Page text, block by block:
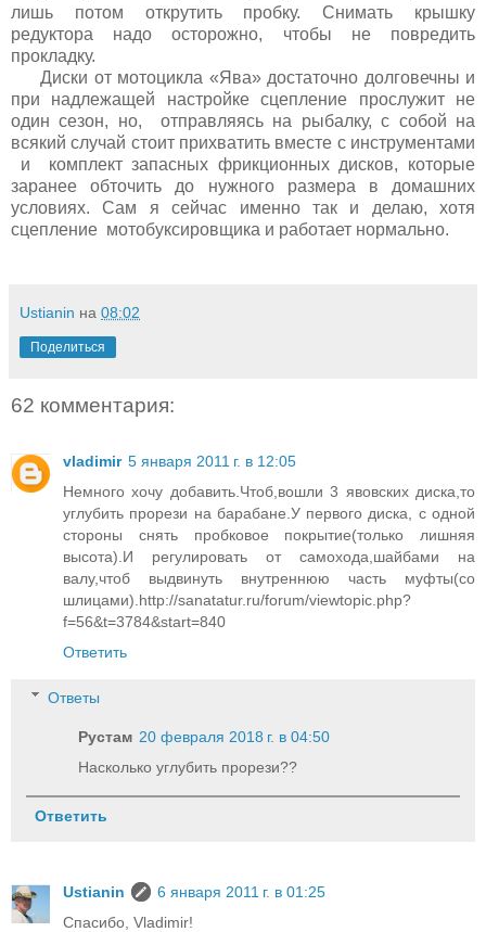
лишь потом открутить пробку. Снимать крышку
редуктора надо осторожно, чтобы не повредить
прокладку.
Диски от мотоцикла «Ява» достаточно долговечны и
при надлежащей настройке сцепление прослужит не
один сезон, но, отправляясь на рыбалку, с собой на
всякий случай стоит прихватить вместе с инструментами
и комплект запасных фрикционных дисков, которые
заранее обточить до нужного размера в домашних
условиях. Сам я сейчас именно так и делаю, хотя
сцепление мотобуксировщика и работает нормально.
Ustianin на 08:02
Поделиться
62 комментария:
vladimir 5 января 2011 г. в 12:05
Немного хочу добавить.Чтоб,вошли 3 явовских диска,то
углубить прорези на барабане.У первого диска, с одной
стороны снять пробковое покрытие(только лишняя
высота).И регулировать от самохода,шайбами на
валу,чтоб выдвинуть внутреннюю часть муфты(со
шлицами).http://sanatatur.ru/forum/viewtopic.php?
f=56&t=3784&start=840
Ответить
Ответы
Рустам 20 февраля 2018 г. в 04:50
Насколько углубить прорези??
Ответить
Ustianin
6 января 2011 г. в 01:25
Спасибо, Vladimir!